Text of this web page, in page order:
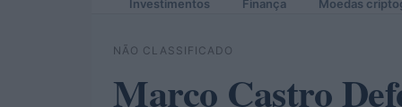
Investimentos Finança Moedas
NÃO CLASSIFICADO
Marco Castro